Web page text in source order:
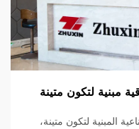
المبنية لتكون متينة،